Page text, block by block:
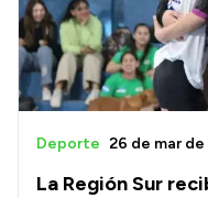
La Región Sur
Deporte 26 de mar